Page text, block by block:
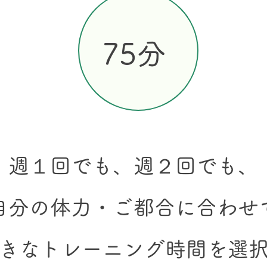
​75分
週１回でも、週２回でも、
分の体力・ご都合に合わせ
なトレーニング時間を選択